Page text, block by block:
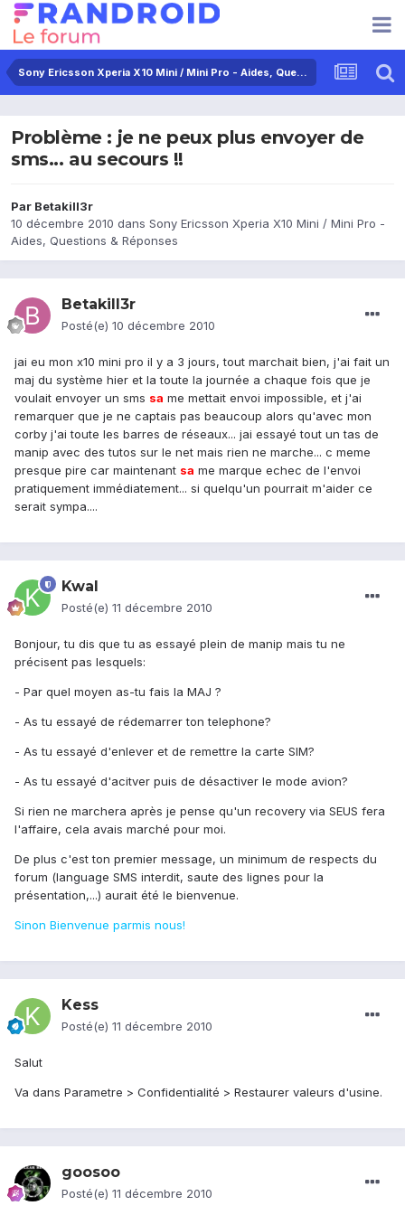
Sony Ericsson Xperia X10 Mini / Mini Pro - Aides, Questions & Réponses
Problème : je ne peux plus envoyer de
sms... au secours !!
Par Betakill3r
10 décembre 2010 dans Sony Ericsson Xperia X10 Mini / Mini Pro -
Aides, Questions & Réponses
Betakill3r
Posté(e) 10 décembre 2010
jai eu mon x10 mini pro il y a 3 jours, tout marchait bien, j'ai fait un
maj du système hier et la toute la journée a chaque fois que je
voulait envoyer un sms sa me mettait envoi impossible, et j'ai
remarquer que je ne captais pas beaucoup alors qu'avec mon
corby j'ai toute les barres de réseaux... jai essayé tout un tas de
manip avec des tutos sur le net mais rien ne marche... c meme
presque pire car maintenant sa me marque echec de l'envoi
pratiquement immédiatement... si quelqu'un pourrait m'aider ce
serait sympa....
Kwal
Posté(e) 11 décembre 2010
Bonjour, tu dis que tu as essayé plein de manip mais tu ne
précisent pas lesquels:
- Par quel moyen as-tu fais la MAJ ?
- As tu essayé de rédemarrer ton telephone?
- As tu essayé d'enlever et de remettre la carte SIM?
- As tu essayé d'acitver puis de désactiver le mode avion?
Si rien ne marchera après je pense qu'un recovery via SEUS fera
l'affaire, cela avais marché pour moi.
De plus c'est ton premier message, un minimum de respects du
forum (language SMS interdit, saute des lignes pour la
présentation,...) aurait été le bienvenue.
Sinon Bienvenue parmis nous!
Kess
Posté(e) 11 décembre 2010
Salut
Va dans Parametre > Confidentialité > Restaurer valeurs d'usine.
goosoo
Posté(e) 11 décembre 2010